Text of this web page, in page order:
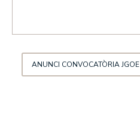
ANUNCI CONVOCATÒRIA JGOE